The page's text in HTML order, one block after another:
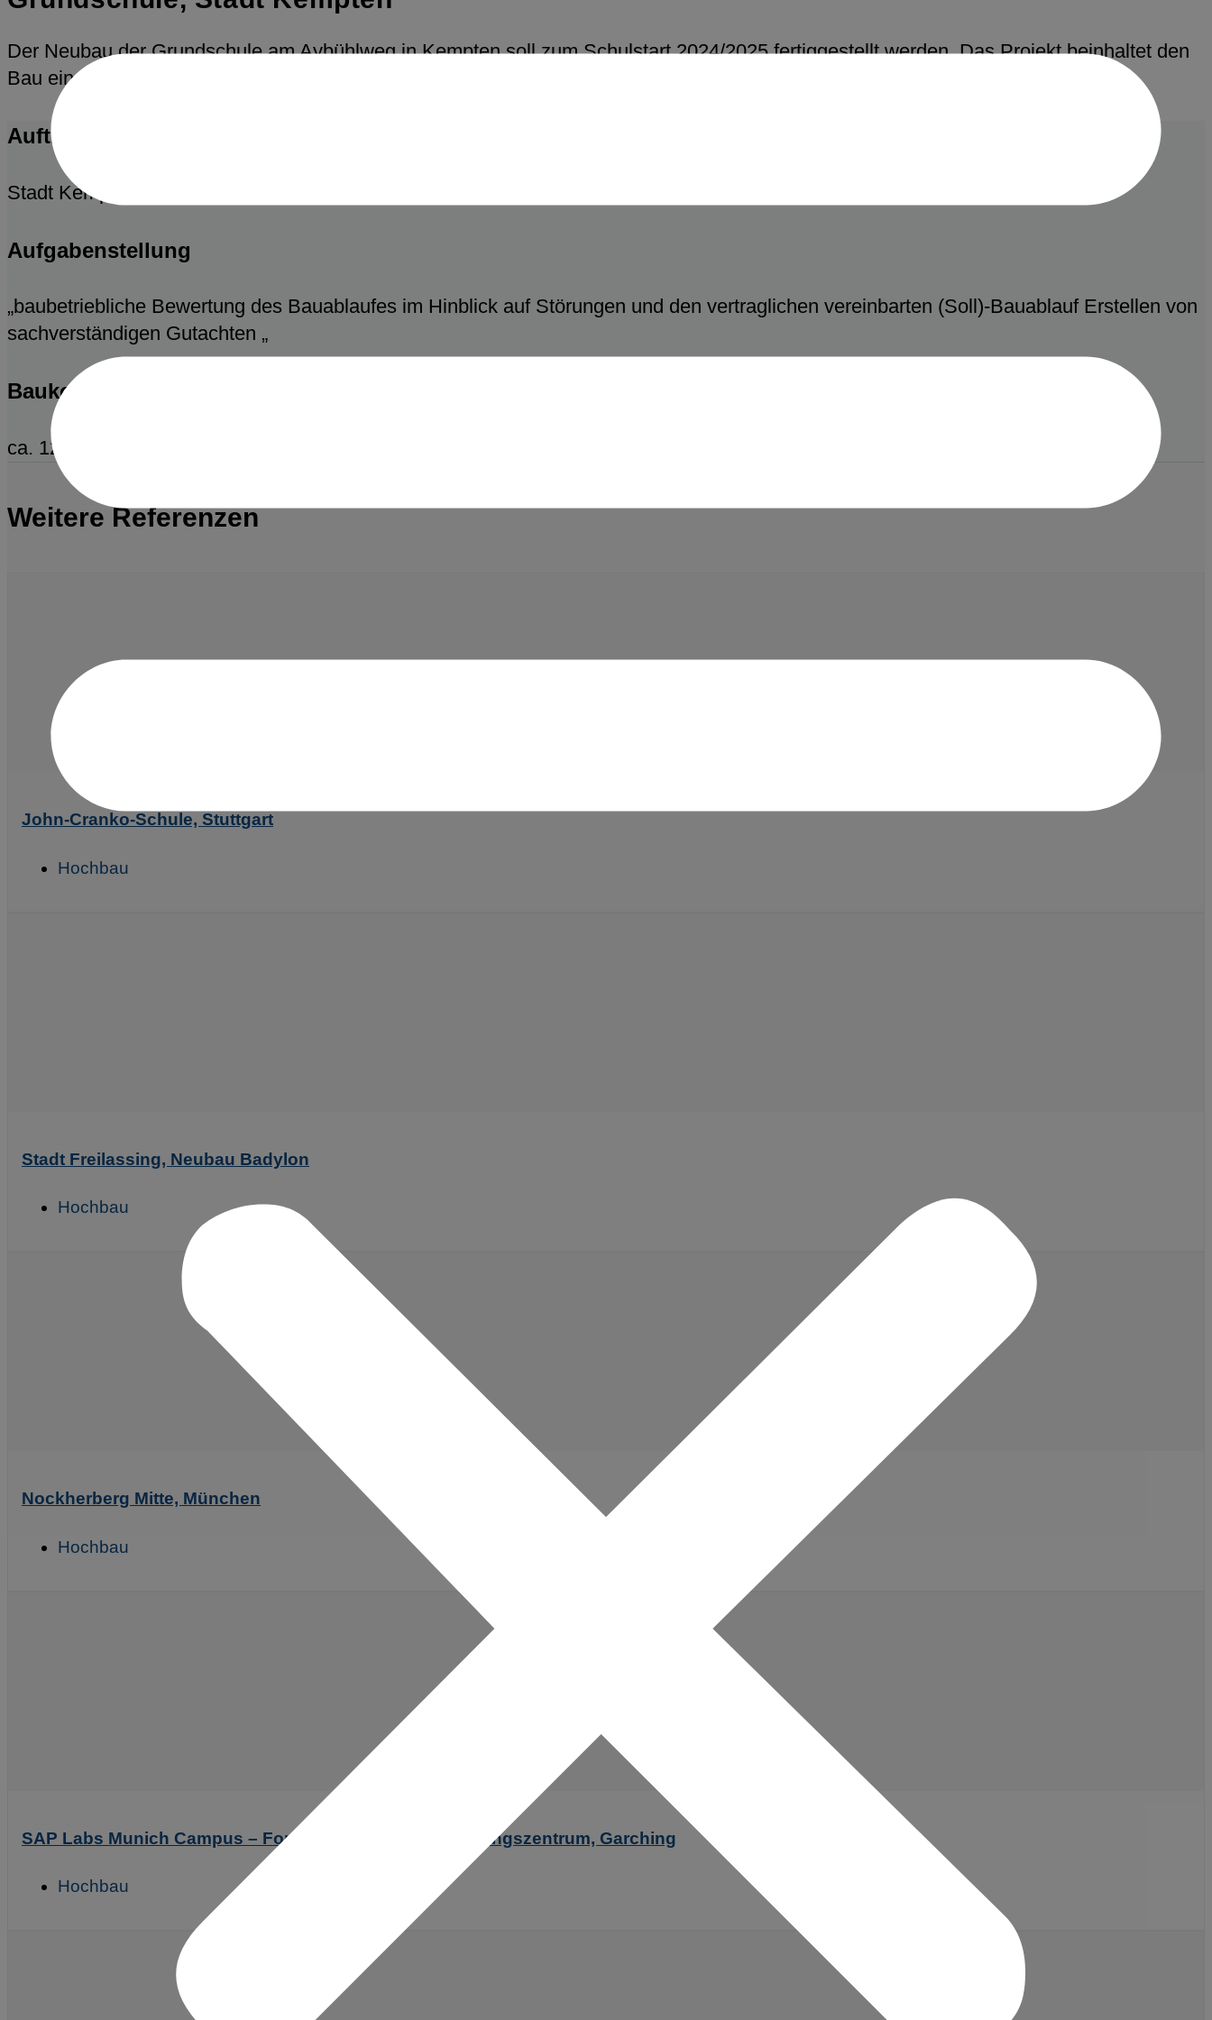
Der Neubau der Grundschule am Aybühlweg in Kempten soll zum Schulstart 2024/2025 fertiggestellt werden. Das Projekt beinhaltet den
Bau einer Sporthalle sowie den Bau einer zweiteiligen Schule mit bis zu drei Vollgeschossen.
Auftraggeber
Stadt Kempten Bauverwaltungs- und Bauordnungsamt – Vergabestelle
Aufgabenstellung
„baubetriebliche Bewertung des Bauablaufes im Hinblick auf Störungen und den vertraglichen vereinbarten (Soll)-Bauablauf Erstellen von
sachverständigen Gutachten „
Baukosten
ca. 12 Mio Euro
Weitere Referenzen
John-Cranko-Schule, Stuttgart
Hochbau
Stadt Freilassing, Neubau Badylon
Hochbau
Nockherberg Mitte, München
Hochbau
SAP Labs Munich Campus – Forschungs- und Entwicklungszentrum, Garching
Hochbau